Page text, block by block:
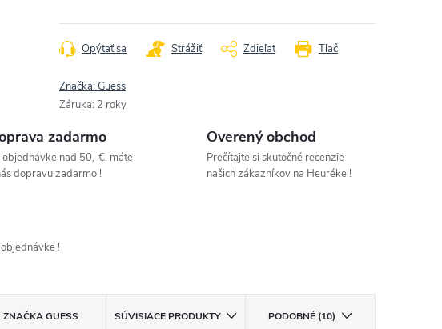
Tlač
Opýtať sa Strážiť Zdieľať
Značka:Guess
Záruka: 2 roky
zadarmo
objednávke nad 50,-€, máte
dopravu zadarmo !
Overený obchod
Prečítajte si skutočné recenzie
našich zákazníkov na Heuréke !
!
ZNAČKAGUESS SÚVISIACE PRODUKTY PODOBNÉ (10)